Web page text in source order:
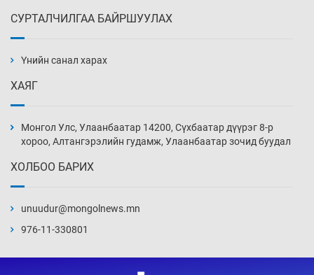
18 цаг 51 мин
19 цаг 21 мин
19 цаг 51 мин
СУРТАЛЧИЛГАА БАЙРШУУЛАХ
Үнийн санал харах
ХАЯГ
Монгол Улс, Улаанбаатар 14200, Сүхбаатар дүүрэг 8-р
хороо, Алтангэрэлийн гудамж, Улаанбаатар зочид буудал
ХОЛБОО БАРИХ
unuudur@mongolnews.mn
976-11-330801